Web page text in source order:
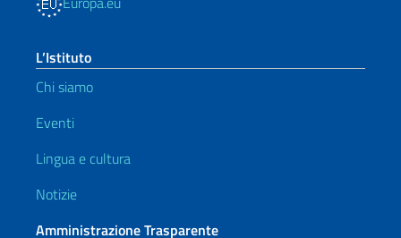
L’Istituto
Chi siamo
Eventi
Lingua e cultura
Notizie
Amministrazione Trasparente